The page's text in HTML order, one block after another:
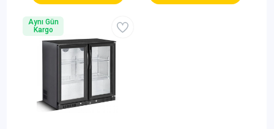
Aynı Gün
Kargo